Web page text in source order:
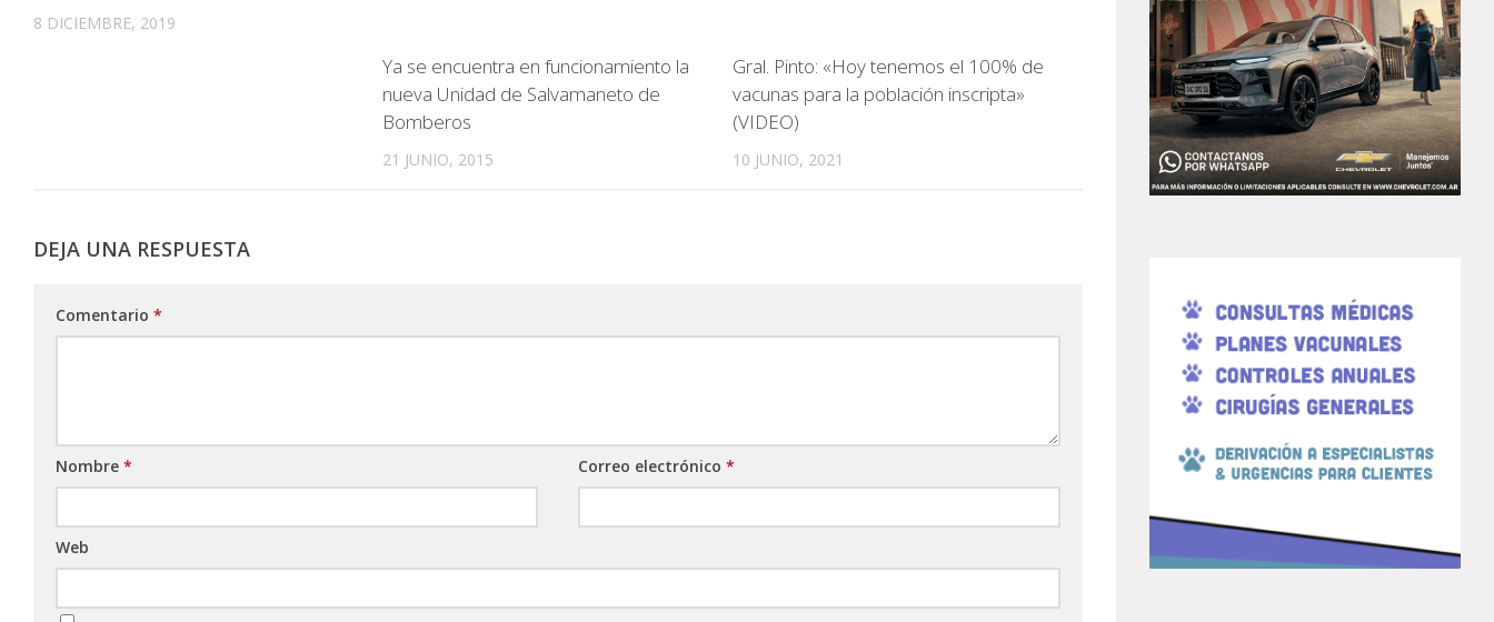
8 DICIEMBRE, 2019
Ya se encuentra en funcionamiento la
nueva Unidad de Salvamaneto de
Bomberos
21 JUNIO, 2015
Gral. Pinto: «Hoy tenemos el 100% de
vacunas para la población inscripta»
(VIDEO)
10 JUNIO, 2021
DEJA UNA RESPUESTA
Comentario *
Nombre * Correo electrónico*
Web